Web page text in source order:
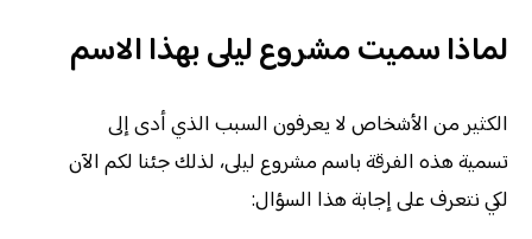
لماذا سميت مشروع ليلى بهذا الاسم
الكثير من الأشخاص لا يعرفون السبب الذي أدى إلى
تسمية هذه الفرقة باسم مشروع ليلى، لذلك جئنا لكم الآن
لكي نتعرف على إجابة هذا السؤال: